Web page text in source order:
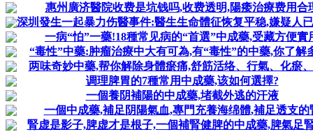
惠州廣济醫院收费是坑钱吗,收费透明,陽痿治療费用合
深圳發生一起暴力伤醫事件:醫生生命體征恢复平稳,嫌疑人
一病“怕”一藥!18種常见病的“首選”中成藥,受藏方便實
“毒性”中藥:肿瘤治療中大有可為,有“毒性”的中藥,你了解
两味奇妙中藥,帮你解除身體瘀痛,舒筋活络、行氣、化瘀
调理脾胃的7種常用中成藥,该如何選擇?
一個養阴補陽的中成藥,堵截外逃的汗液
一個中成藥,補足阴陽氣血,專門充養海绵體,補足透支的
腎虚是影子,脾虚才是根子,一個補腎健脾的中成藥,脾氣足